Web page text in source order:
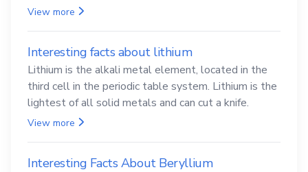
View more
Interesting facts about lithium
Lithium is the alkali metal element, located in the
third cell in the periodic table system. Lithium is the
lightest of all solid metals and can cut a knife.
View more
Interesting Facts About Beryllium